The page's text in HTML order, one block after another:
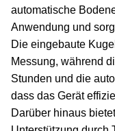
automatische
Anwendung und
Die eingebaute
Messung, während
Stunden und die
dass das Gerät
Darüber hinaus